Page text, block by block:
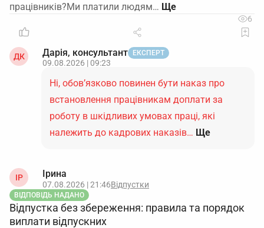
працівників?Ми платили людям…
6
ДК Дарія, консультант ЕКСПЕРТ
09.08.2026 | 09:23
Ні, обов’язково повинен бути наказ про
встановлення працівникам доплати за
роботу в шкідливих умовах праці, які
належить до кадрових наказів… Ще
ІР Ірина
07.08.2026 | 21:46Відпустки
ВІДПОВІДЬ НАДАНО
Відпустка без збереження: правила та порядок
виплати відпускних